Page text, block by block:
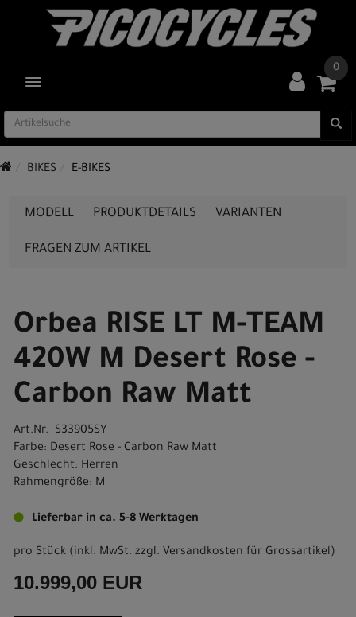
TOGGLE NAVIGATION
0
BIKES E-BIKES
MODELL PRODUKTDETAILS VARIANTEN
FRAGEN ZUM ARTIKEL
Orbea RISE LT M-TEAM
420W M Desert Rose -
Carbon Raw Matt
Art.Nr. S33905SY
Farbe: Desert Rose - Carbon Raw Matt
Geschlecht: Herren
Rahmengröße: M
Lieferbar in ca. 5-8 Werktagen
pro Stück (inkl. MwSt. zzgl. Versandkosten für Grossartikel)
10.999,00 EUR